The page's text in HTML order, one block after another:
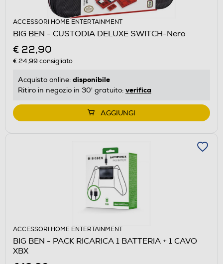
ACCESSORI HOME ENTERTAINMENT
BIG BEN - CUSTODIA DELUXE SWITCH-Nero
€ 22,90
€ 24,99 consigliato
Acquisto online: disponibile
Ritiro in negozio in 30' gratuito: verifica
AGGIUNGI
ACCESSORI HOME ENTERTAINMENT
BIG BEN - PACK RICARICA 1 BATTERIA + 1 CAVO
XBX